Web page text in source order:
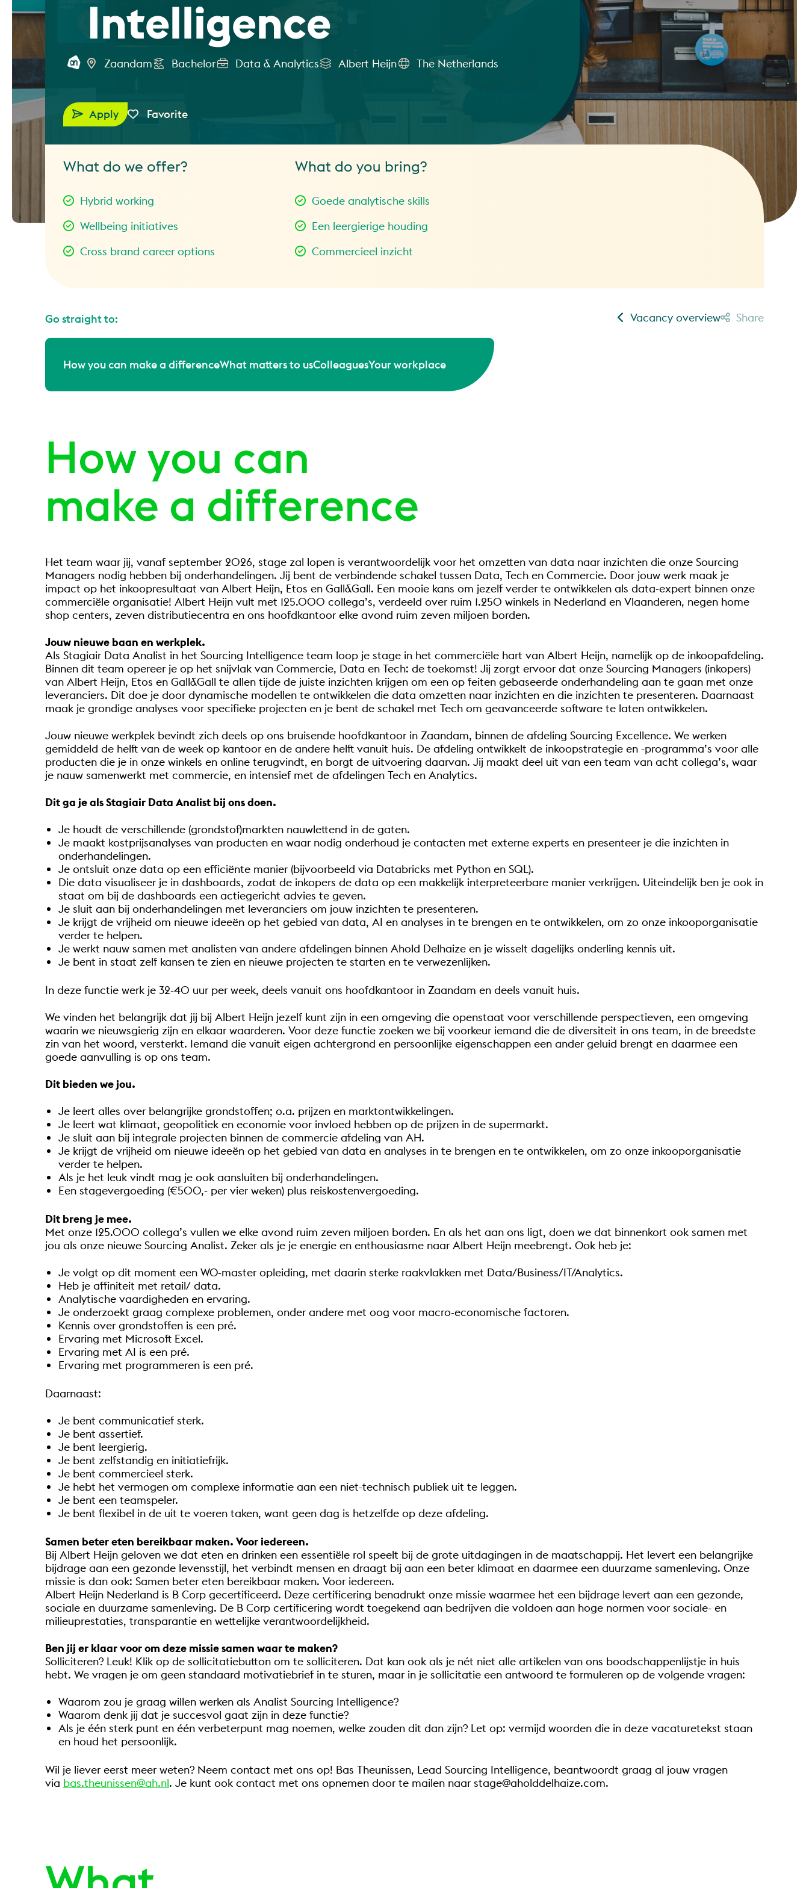
Intelligence
Zaandam Bachelor Data & Analytics Albert Heijn The Netherlands
Apply Favorite
What do we offer?
Hybrid working
Wellbeing initiatives
Cross brand career options
What do you bring?
Goede analytische skills
Een leergierige houding
Commercieel inzicht
Go straight to: Vacancy overview Share
How you can make a differenceWhat matters to usColleaguesYour workplace
How you can
make a difference
Het team waar jij, vanaf september 2026, stage zal lopen is verantwoordelijk voor het omzetten van data naar inzichten die onze Sourcing
Managers nodig hebben bij onderhandelingen. Jij bent de verbindende schakel tussen Data, Tech en Commercie. Door jouw werk maak je
impact op het inkoopresultaat van Albert Heijn, Etos en Gall&Gall. Een mooie kans om jezelf verder te ontwikkelen als data-expert binnen onze
commerciële organisatie! Albert Heijn vult met 125.000 collega’s, verdeeld over ruim 1.250 winkels in Nederland en Vlaanderen, negen home
shop centers, zeven distributiecentra en ons hoofdkantoor elke avond ruim zeven miljoen borden.
Jouw nieuwe baan en werkplek.
Als Stagiair Data Analist in het Sourcing Intelligence team loop je stage in het commerciële hart van Albert Heijn, namelijk op de inkoopafdeling.
Binnen dit team opereer je op het snijvlak van Commercie, Data en Tech: de toekomst! Jij zorgt ervoor dat onze Sourcing Managers (inkopers)
van Albert Heijn, Etos en Gall&Gall te allen tijde de juiste inzichten krijgen om een op feiten gebaseerde onderhandeling aan te gaan met onze
leveranciers. Dit doe je door dynamische modellen te ontwikkelen die data omzetten naar inzichten en die inzichten te presenteren. Daarnaast
maak je grondige analyses voor specifieke projecten en je bent de schakel met Tech om geavanceerde software te laten ontwikkelen.
Jouw nieuwe werkplek bevindt zich deels op ons bruisende hoofdkantoor in Zaandam, binnen de afdeling Sourcing Excellence. We werken
gemiddeld de helft van de week op kantoor en de andere helft vanuit huis. De afdeling ontwikkelt de inkoopstrategie en -programma’s voor alle
producten die je in onze winkels en online terugvindt, en borgt de uitvoering daarvan. Jij maakt deel uit van een team van acht collega’s, waar
je nauw samenwerkt met commercie, en intensief met de afdelingen Tech en Analytics.
Dit ga je als Stagiair Data Analist bij ons doen.
Je houdt de verschillende (grondstof)markten nauwlettend in de gaten.
Je maakt kostprijsanalyses van producten en waar nodig onderhoud je contacten met externe experts en presenteer je die inzichten in
onderhandelingen.
Je ontsluit onze data op een efficiënte manier (bijvoorbeeld via Databricks met Python en SQL).
Die data visualiseer je in dashboards, zodat de inkopers de data op een makkelijk interpreteerbare manier verkrijgen. Uiteindelijk ben je ook in
staat om bij de dashboards een actiegericht advies te geven.
Je sluit aan bij onderhandelingen met leveranciers om jouw inzichten te presenteren.
Je krijgt de vrijheid om nieuwe ideeën op het gebied van data, AI en analyses in te brengen en te ontwikkelen, om zo onze inkooporganisatie
verder te helpen.
Je werkt nauw samen met analisten van andere afdelingen binnen Ahold Delhaize en je wisselt dagelijks onderling kennis uit.
Je bent in staat zelf kansen te zien en nieuwe projecten te starten en te verwezenlijken.
In deze functie werk je 32-40 uur per week, deels vanuit ons hoofdkantoor in Zaandam en deels vanuit huis.
We vinden het belangrijk dat jij bij Albert Heijn jezelf kunt zijn in een omgeving die openstaat voor verschillende perspectieven, een omgeving
waarin we nieuwsgierig zijn en elkaar waarderen. Voor deze functie zoeken we bij voorkeur iemand die de diversiteit in ons team, in de breedste
zin van het woord, versterkt. Iemand die vanuit eigen achtergrond en persoonlijke eigenschappen een ander geluid brengt en daarmee een
goede aanvulling is op ons team.
Dit bieden we jou.
Je leert alles over belangrijke grondstoffen; o.a. prijzen en marktontwikkelingen.
Je leert wat klimaat, geopolitiek en economie voor invloed hebben op de prijzen in de supermarkt.
Je sluit aan bij integrale projecten binnen de commercie afdeling van AH.
Je krijgt de vrijheid om nieuwe ideeën op het gebied van data en analyses in te brengen en te ontwikkelen, om zo onze inkooporganisatie
verder te helpen.
Als je het leuk vindt mag je ook aansluiten bij onderhandelingen.
Een stagevergoeding (€500,- per vier weken) plus reiskostenvergoeding.
Dit breng je mee.
Met onze 125.000 collega’s vullen we elke avond ruim zeven miljoen borden. En als het aan ons ligt, doen we dat binnenkort ook samen met
jou als onze nieuwe Sourcing Analist. Zeker als je je energie en enthousiasme naar Albert Heijn meebrengt. Ook heb je:
Je volgt op dit moment een WO-master opleiding, met daarin sterke raakvlakken met Data/Business/IT/Analytics.
Heb je affiniteit met retail/ data.
Analytische vaardigheden en ervaring.
Je onderzoekt graag complexe problemen, onder andere met oog voor macro-economische factoren.
Kennis over grondstoffen is een pré.
Ervaring met Microsoft Excel.
Ervaring met AI is een pré.
Ervaring met programmeren is een pré.
Daarnaast:
Je bent communicatief sterk.
Je bent assertief.
Je bent leergierig.
Je bent zelfstandig en initiatiefrijk.
Je bent commercieel sterk.
Je hebt het vermogen om complexe informatie aan een niet-technisch publiek uit te leggen.
Je bent een teamspeler.
Je bent flexibel in de uit te voeren taken, want geen dag is hetzelfde op deze afdeling.
Samen beter eten bereikbaar maken. Voor iedereen.
Bij Albert Heijn geloven we dat eten en drinken een essentiële rol speelt bij de grote uitdagingen in de maatschappij. Het levert een belangrijke
bijdrage aan een gezonde levensstijl, het verbindt mensen en draagt bij aan een beter klimaat en daarmee een duurzame samenleving. Onze
missie is dan ook: Samen beter eten bereikbaar maken. Voor iedereen.
Albert Heijn Nederland is B Corp gecertificeerd. Deze certificering benadrukt onze missie waarmee het een bijdrage levert aan een gezonde,
sociale en duurzame samenleving. De B Corp certificering wordt toegekend aan bedrijven die voldoen aan hoge normen voor sociale- en
milieuprestaties, transparantie en wettelijke verantwoordelijkheid.
Ben jij er klaar voor om deze missie samen waar te maken?
Solliciteren? Leuk! Klik op de sollicitatiebutton om te solliciteren. Dat kan ook als je nét niet alle artikelen van ons boodschappenlijstje in huis
hebt. We vragen je om geen standaard motivatiebrief in te sturen, maar in je sollicitatie een antwoord te formuleren op de volgende vragen:
Waarom zou je graag willen werken als Analist Sourcing Intelligence?
Waarom denk jij dat je succesvol gaat zijn in deze functie?
Als je één sterk punt en één verbeterpunt mag noemen, welke zouden dit dan zijn? Let op: vermijd woorden die in deze vacaturetekst staan
en houd het persoonlijk.
Wil je liever eerst meer weten? Neem contact met ons op! Bas Theunissen, Lead Sourcing Intelligence, beantwoordt graag al jouw vragen
via bas.theunissen@ah.nl. Je kunt ook contact met ons opnemen door te mailen naar stage@aholddelhaize.com.